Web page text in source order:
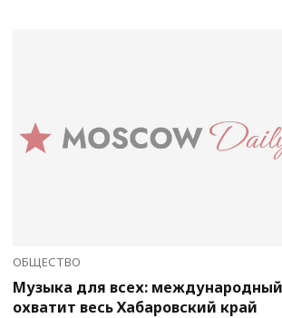
ОБЩЕСТВО
Музыка для всех:
охватит весь Хабаровский край